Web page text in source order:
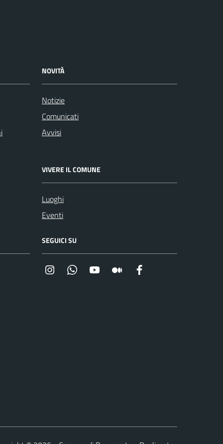
NOVITÀ
Notizie
Comunicati
Avvisi
VIVERE IL COMUNE
Luoghi
Eventi
SEGUICI SU
InstagramWhatsappYouTube Medium